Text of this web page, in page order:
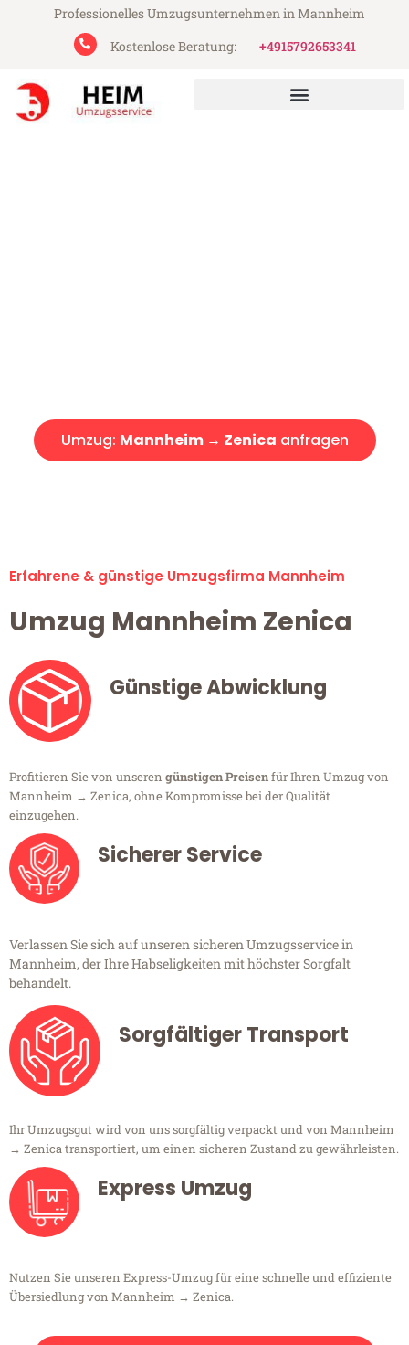
Professionelles Umzugsunternehmen in Mannheim
Kostenlose Beratung:
+4915792653341
Umzug: Mannheim → Zenica anfragen
Erfahrene & günstige Umzugsfirma Mannheim
Umzug Mannheim Zenica
Günstige Abwicklung
Profitieren Sie von unseren günstigen Preisenfür Ihren Umzug von
Mannheim → Zenica, ohne Kompromisse bei der Qualität
einzugehen.
Sicherer Service
Verlassen Sie sich auf unseren sicheren Umzugsservice in
Mannheim, der Ihre Habseligkeiten mit höchster Sorgfalt
behandelt.
Sorgfältiger Transport
Ihr Umzugsgut wird von uns sorgfältig verpackt und von Mannheim
→ Zenica transportiert, um einen sicheren Zustand zu gewährleisten.
Express Umzug
Nutzen Sie unseren Express-Umzug für eine schnelle und effiziente
Übersiedlung von Mannheim → Zenica.